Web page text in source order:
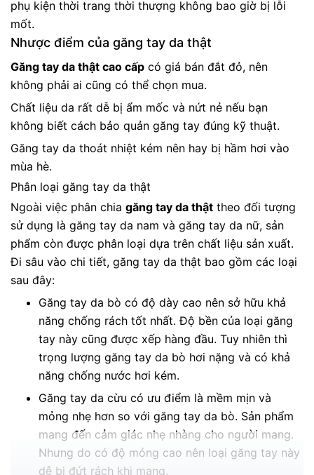
phụ kiện thời trang thời thượng không bao giờ bị lỗi
mốt.
Nhược điểm của găng tay da thật
Găng tay da thật cao cấp có giá bán đắt đỏ, nên
không phải ai cũng có thể chọn mua.
Chất liệu da rất dễ bị ẩm mốc và nứt nẻ nếu bạn
không biết cách bảo quản găng tay đúng kỹ thuật.
Găng tay da thoát nhiệt kém nên hay bị hầm hơi vào
mùa hè.
Phân loại găng tay da thật
Ngoài việc phân chia găng tay da thật theo đối tượng
sử dụng là găng tay da nam và găng tay da nữ, sản
phẩm còn được phân loại dựa trên chất liệu sản xuất.
Đi sâu vào chi tiết, găng tay da thật bao gồm các loại
sau đây:
Găng tay da bò có độ dày cao nên sở hữu khả
năng chống rách tốt nhất. Độ bền của loại găng
tay này cũng được xếp hàng đầu. Tuy nhiên thì
trọng lượng găng tay da bò hơi nặng và có khả
năng chống nước hơi kém.
Găng tay da cừu có ưu điểm là mềm mịn và
mỏng nhẹ hơn so với găng tay da bò. Sản phẩm
mang đến cảm giác nhẹ nhàng cho người mang.
Nhưng do có độ mỏng cao nên loại găng tay này
dễ bị đứt rách khi mang.